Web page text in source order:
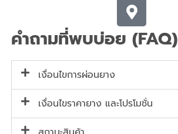
คำถามที่พบบ่อย (FAQ)
เงื่อนไขการผ่อนยาง
เงื่อนไขราคายาง และโปรโมชั่น